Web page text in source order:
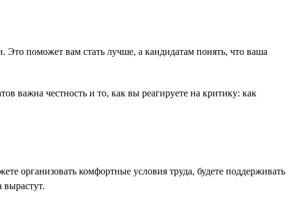
поможет вам стать лучше, а кандидатам понять, что ваша
важна честность и то, как вы реагируете на критику: как
организовать комфортные условия труда, будете поддерживать